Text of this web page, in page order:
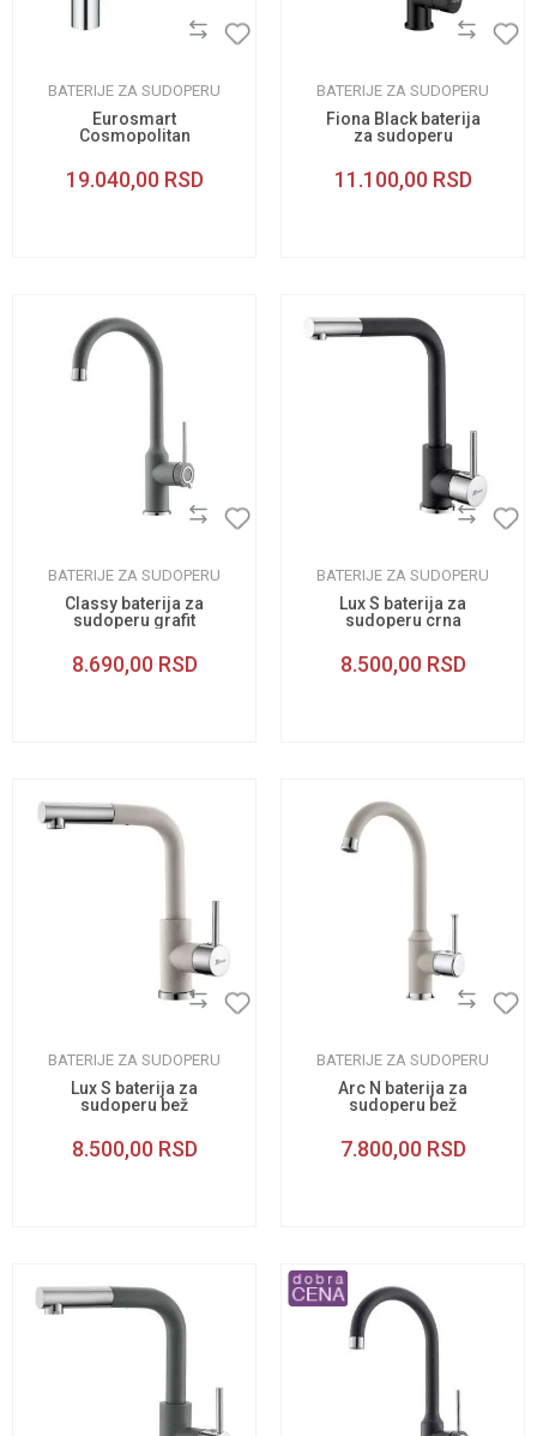
BATERIJE ZA SUDOPERU
Eurosmart
Cosmopolitan
19.040,00 RSD
BATERIJE ZA SUDOPERU
Fiona Black baterija
za sudoperu
11.100,00 RSD
BATERIJE ZA SUDOPERU
Classy baterija za
sudoperu grafit
8.690,00 RSD
BATERIJE ZA SUDOPERU
Lux S baterija za
sudoperu crna
8.500,00 RSD
BATERIJE ZA SUDOPERU
Lux S baterija za
sudoperu bež
8.500,00 RSD
BATERIJE ZA SUDOPERU
Arc N baterija za
sudoperu bež
7.800,00 RSD